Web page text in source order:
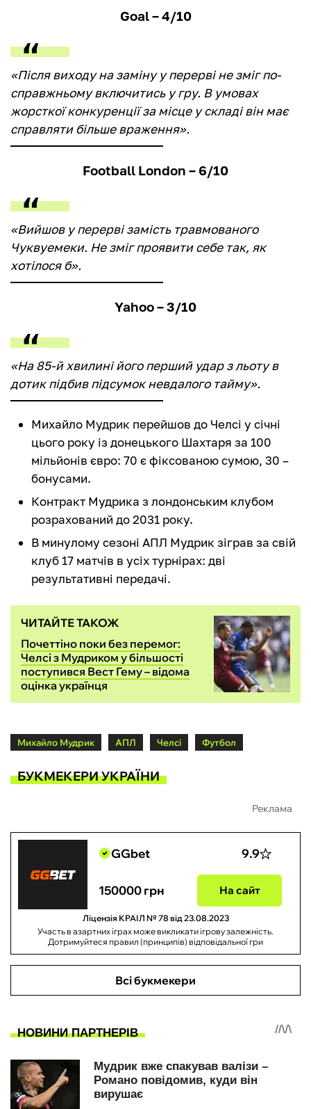
Goal – 4/10
«Після виходу на заміну у перерві не зміг по-
справжньому включитись у гру. В умовах
жорсткої конкуренції за місце у складі він має
справляти більше враження».
Football London – 6/10
«Вийшов у перерві замість травмованого
Чуквуемеки. Не зміг проявити себе так, як
хотілося б».
Yahoo – 3/10
«На 85-й хвилині його перший удар з льоту в
дотик підбив підсумок невдалого тайму».
Михайло Мудрик перейшов до Челсі у січні
цього року із донецького Шахтаря за 100
мільйонів євро: 70 є фіксованою сумою, 30 –
бонусами.
Контракт Мудрика з лондонським клубом
розрахований до 2031 року.
В минулому сезоні АПЛ Мудрик зіграв за свій
клуб 17 матчів в усіх турнірах: дві
результативні передачі.
ЧИТАЙТЕ ТАКОЖ
Почеттіно поки без перемог:
Челсі з Мудриком у більшості
поступився Вест Гему – відома
оцінка українця
Михайло Мудрик АПЛ Челсі Футбол
БУКМЕКЕРИ УКРАЇНИ
Реклама
GGbet 9.9
150000 грн На сайт
Ліцензія КРАІЛ № 78 від 23.08.2023
Участь в азартних іграх може викликати ігрову залежність.
Дотримуйтеся правил (принципів) відповідальної гри
Всі букмекери